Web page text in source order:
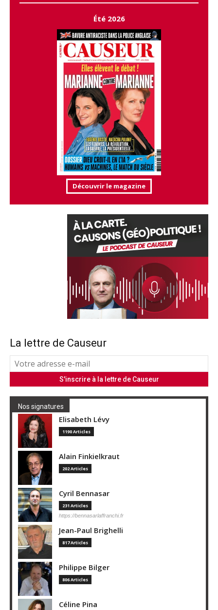
Été 2026
Découvrir le magazine
La lettre de Causeur
Nos signatures
Elisabeth Lévy
1190 Articles
Alain Finkielkraut
202 Articles
Cyril Bennasar
231 Articles
https://bennasarlaffranchi.fr
Jean-Paul Brighelli
817 Articles
Philippe Bilger
806 Articles
Céline Pina